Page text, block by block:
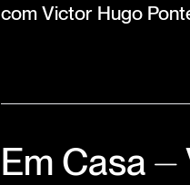
com Victor Hugo
Em Casa